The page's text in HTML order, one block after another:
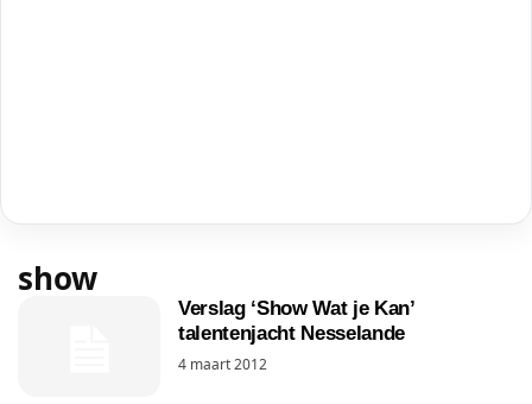
show
Verslag ‘Show Wat je Kan’
talentenjacht Nesselande
4 maart 2012